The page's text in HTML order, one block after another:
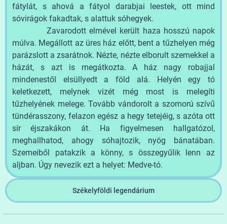
fátylát, s ahová a fátyol darabjai leestek, ott mind
sóvirágok fakadtak, s alattuk sóhegyek.
Zavarodott elmével került haza hosszú napok
múlva. Megállott az üres ház előtt, bent a tűzhelyen még
parázslott a zsarátnok. Nézte, nézte elborult szemekkel a
házát, s azt is megátkozta. A ház nagy robajjal
mindenestől elsüllyedt a föld alá. Helyén egy tó
keletkezett, melynek vizét még most is melegíti
tűzhelyének melege. Tovább vándorolt a szomorú szívű
tündérasszony, felazon egész a hegy tetejéig, s azóta ott
sír éjszakákon át. Ha figyelmesen hallgatózol,
meghallhatod, ahogy sóhajtozik, nyög bánatában.
Szemeiből patakzik a könny, s összegyűlik lenn az
aljban. Úgy nevezik ezt a helyet: Medve-tó.
Székelyföldi legendárium